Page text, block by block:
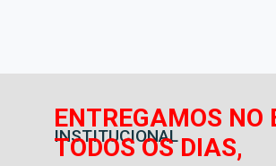
INSTITUCIONAL
ENTREGAMOS NO
TODOS OS DIAS,